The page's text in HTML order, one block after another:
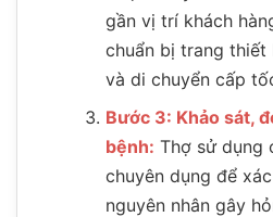
gần vị trí khách
chuẩn bị trang thiết
và di chuyển cấp
Bước 3: Khảo sát,
bệnh: Thợ sử dụng
chuyên dụng để
nguyên nhân gây